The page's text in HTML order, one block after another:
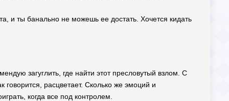
и ты банально не можешь ее достать. Хочется кидать
загуглить, где найти этот пресловутый взлом. С
расцветает. Сколько же эмоций и
когда все под контролем.